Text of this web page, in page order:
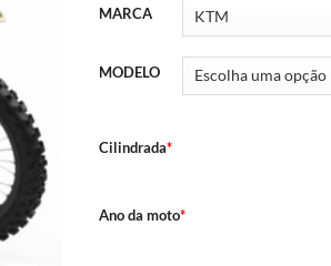
MARCA
MODELO
Cilindrada*
Ano da moto*